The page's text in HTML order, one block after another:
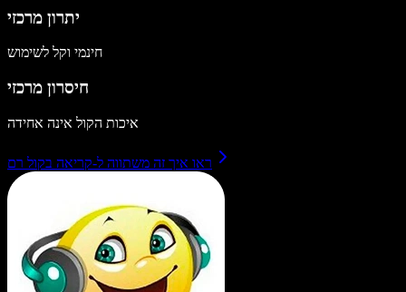
יתרון מרכזי
חינמי וקל לשימוש
חיסרון מרכזי
איכות הקול אינה אחידה
ראו איך זה משתווה ל-קריאה בקול רם